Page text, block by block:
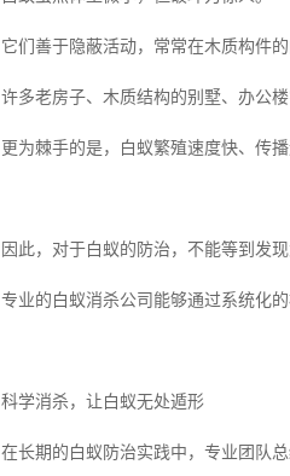
它们善于隐蔽活动，常常在木质构件
许多老房子、木质结构的别墅、办公
更为棘手的是，白蚁繁殖速度快、传
因此，对于白蚁的防治，不能等到发
专业的白蚁消杀公司能够通过系统化
科学消杀，让白蚁无处遁形
在长期的白蚁防治实践中，专业团队